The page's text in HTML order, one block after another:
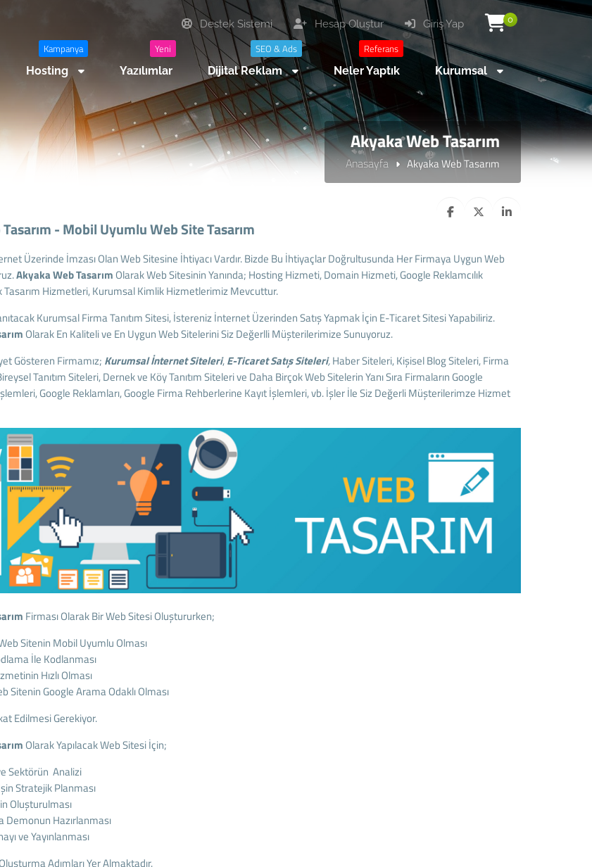
0
Giriş Yap
Hesap Oluştur
Destek Sistemi
Kampanya
Hosting
Yeni
Yazılımlar
SEO & Ads
Dijital Reklam
Referans
Neler Yaptık Kurumsal
Akyaka Web Tasarım
Anasayfa Akyaka Web Tasarım
- Mobil Uyumlu Web Site Tasarım
Üzerinde İmzası Olan Web Sitesine İhtiyacı Vardır. Bizde Bu İhtiyaçlar Doğrultusunda Her Firmaya Uygun Web
AkyakaWeb Tasarım Olarak Web Sitesinin Yanında; Hosting Hizmeti, Domain Hizmeti, Google Reklamcılık
Tasarım Hizmetleri, Kurumsal Kimlik Hizmetlerimiz Mevcuttur.
Kurumsal Firma Tanıtım Sitesi, İstereniz İnternet Üzerinden Satış Yapmak İçin E-Ticaret Sitesi Yapabiliriz.
Olarak En Kaliteli ve En Uygun Web Sitelerini Siz Değerlli Müşterilerimize Sunuyoruz.
Gösteren Firmamız; Kurumsal İnternet Siteleri,E-Ticaret Satış Siteleri,Haber Siteleri, Kişisel Blog Siteleri, Firma
Tanıtım Siteleri, Dernek ve Köy Tanıtım Siteleri ve Daha Birçok Web Sitelerin Yanı Sıra Firmaların Google
Google Reklamları, Google Firma Rehberlerine Kayıt İşlemleri, vb. İşler İle Siz Değerli Müşterilerimze Hizmet
Firması Olarak Bir Web Sitesi Oluştururken;
Sitenin Mobil Uyumlu Olması
İle Kodlanması
Hızlı Olması
Sitenin Google Arama Odaklı Olması
Edilmesi Gerekiyor.
Olarak Yapılacak Web Sitesi İçin;
Sektörün Analizi
Stratejik Planması
Oluşturulması
Demonun Hazırlanması
ve Yayınlanması
Adımları Yer Almaktadır.